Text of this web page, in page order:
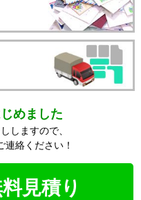
めました
しますので、
絡ください！
見積り